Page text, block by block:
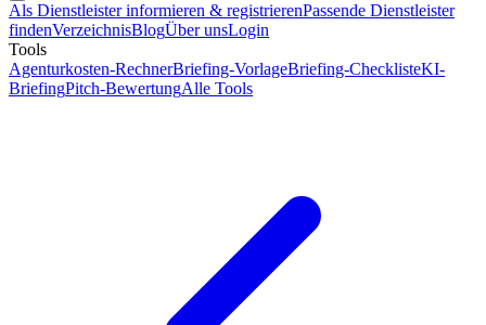
Als Dienstleister informieren & registrierenPassende Dienstleister
findenVerzeichnisBlogÜber unsLogin
Tools
Agenturkosten-RechnerBriefing-VorlageBriefing-ChecklisteKI-
BriefingPitch-BewertungAlle Tools